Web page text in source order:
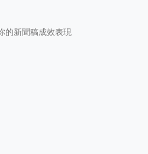
的新聞稿成效表現